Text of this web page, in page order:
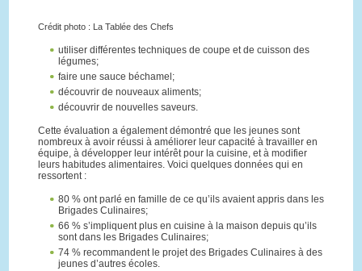
Crédit photo : La Tablée des Chefs
utiliser différentes techniques de coupe et de cuisson des
légumes;
faire une sauce béchamel;
découvrir de nouveaux aliments;
découvrir de nouvelles saveurs.
Cette évaluation a également démontré que les jeunes sont
nombreux à avoir réussi à améliorer leur capacité à travailler en
équipe, à développer leur intérêt pour la cuisine, et à modifier
leurs habitudes alimentaires. Voici quelques données qui en
ressortent :
80 % ont parlé en famille de ce qu’ils avaient appris dans les
Brigades Culinaires;
66 % s’impliquent plus en cuisine à la maison depuis qu’ils
sont dans les Brigades Culinaires;
74 % recommandent le projet des Brigades Culinaires à des
jeunes d’autres écoles.